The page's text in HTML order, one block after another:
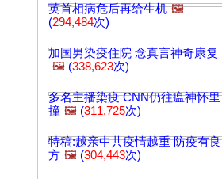
英首相病危后再给生机 🖼️
(294,484次)
加国男染疫住院 念真言神奇康复
🖼️ (338,623次)
多名主播染疫 CNN仍往瘟神怀里
撞 🖼️ (311,725次)
特稿:越亲中共疫情越重 防疫有良
方 🖼️ (304,443次)